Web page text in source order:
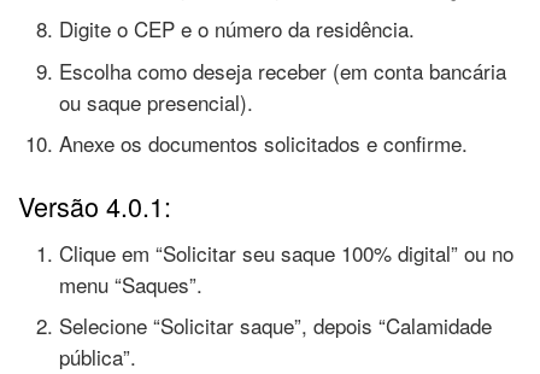
Digite o CEP e o número da residência.
Escolha como deseja receber (em conta bancária
ou saque presencial).
Anexe os documentos solicitados e confirme.
Versão 4.0.1:
Clique em “Solicitar seu saque 100% digital” ou no
menu “Saques”.
Selecione “Solicitar saque”, depois “Calamidade
pública”.